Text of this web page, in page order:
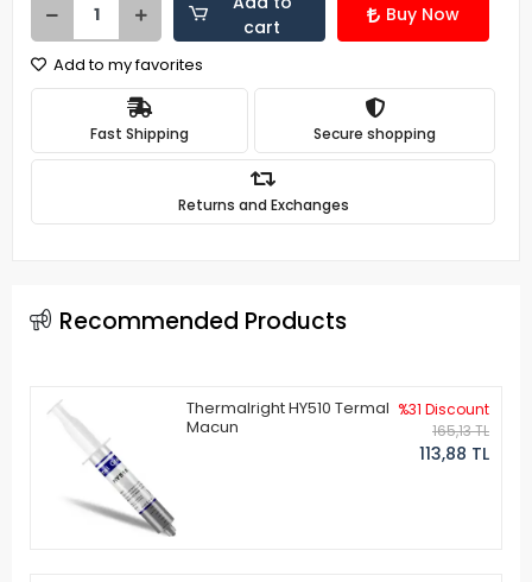
cart
Buy Now
Add to my favorites
Fast Shipping Secure shopping
Returns and Exchanges
Recommended Products
Thermalright HY510 Termal
Macun
%31 Discount
165,13 TL
113,88 TL